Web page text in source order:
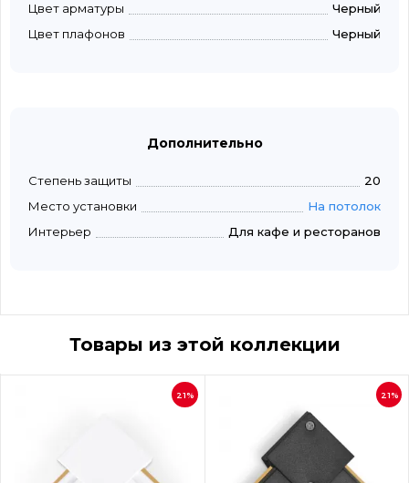
Цвет арматуры
Черный
Цвет плафонов
Черный
Дополнительно
Степень защиты
20
Место установки
На потолок
Интерьер
Для кафе и ресторанов
Товары из этой коллекции
21% 21%